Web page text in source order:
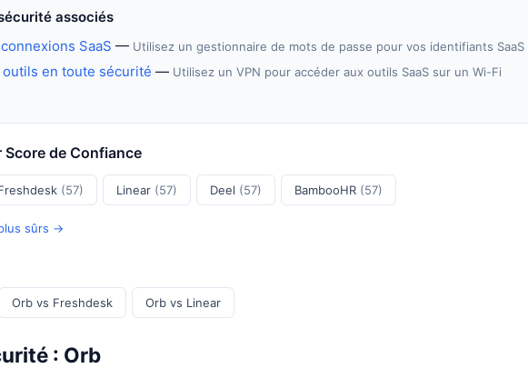
associés
SaaS — Utilisez un gestionnaire de mots de passe pour vos identifiants SaaS
outils en toute sécurité — Utilisez un VPN pour accéder aux outils SaaS sur un Wi-Fi
Score de Confiance
(57) Linear (57) Deel (57) BambooHR (57)
sûrs →
Orb vs Freshdesk Orb vs Linear
: Orb